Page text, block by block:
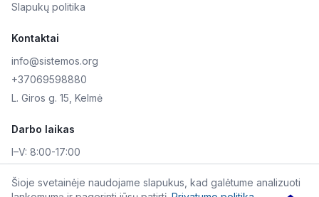
Slapukų politika
Kontaktai
info@sistemos.org
+37069598880
L. Giros g. 15, Kelmė
Darbo laikas
I–V: 8:00-17:00
Šioje svetainėje naudojame slapukus, kad galėtume analizuoti